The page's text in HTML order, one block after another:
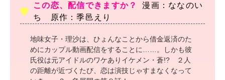
この恋、配信できますか？
漫画：ななのい
ち 原作：季邑えり
地味女子・理沙は、ひょんなことから借金返済のた
めにカップル動画配信をすることに……。しかも彼
氏役は元アイドルのワケありイケメン・蒼!? ２人
の距離が近づくたび、恋は演技じゃすまなくなって